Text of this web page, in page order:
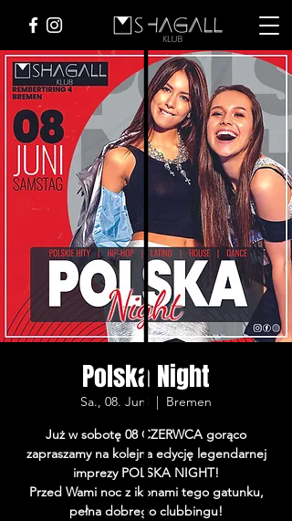
Polska Night
Sa., 08. Juni
  |
Bremen
Już w sobotę 08 CZERWCA gorąco
zapraszamy na kolejna edycję legendarnej
imprezy POLSKA NIGHT!
Przed Wami noc z ikonami tego gatunku,
pełna dobrego clubbingu!